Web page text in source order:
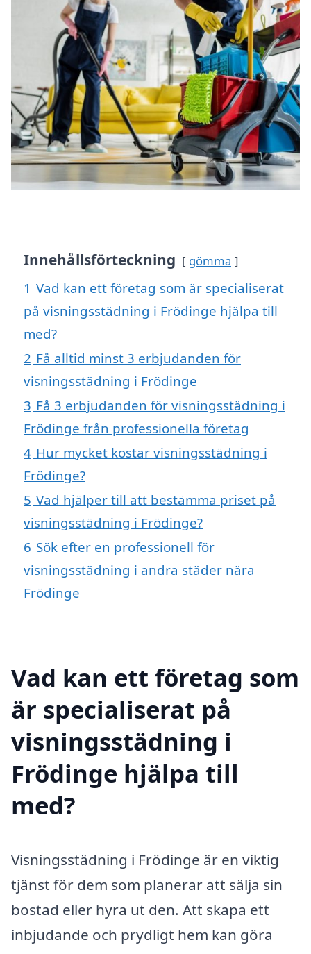
Innehållsförteckning gömma
1 Vad kan ett företag som är specialiserat
på visningsstädning i Frödinge hjälpa till
med?
2 Få alltid minst 3 erbjudanden för
visningsstädning i Frödinge
3 Få 3 erbjudanden för visningsstädning i
Frödinge från professionella företag
4 Hur mycket kostar visningsstädning i
Frödinge?
5 Vad hjälper till att bestämma priset på
visningsstädning i Frödinge?
6 Sök efter en professionell för
visningsstädning i andra städer nära
Frödinge
Vad kan ett företag som
är specialiserat på
visningsstädning i
Frödinge hjälpa till
med?
Visningsstädning i Frödinge är en viktig
tjänst för dem som planerar att sälja sin
bostad eller hyra ut den. Att skapa ett
inbjudande och prydligt hem kan göra